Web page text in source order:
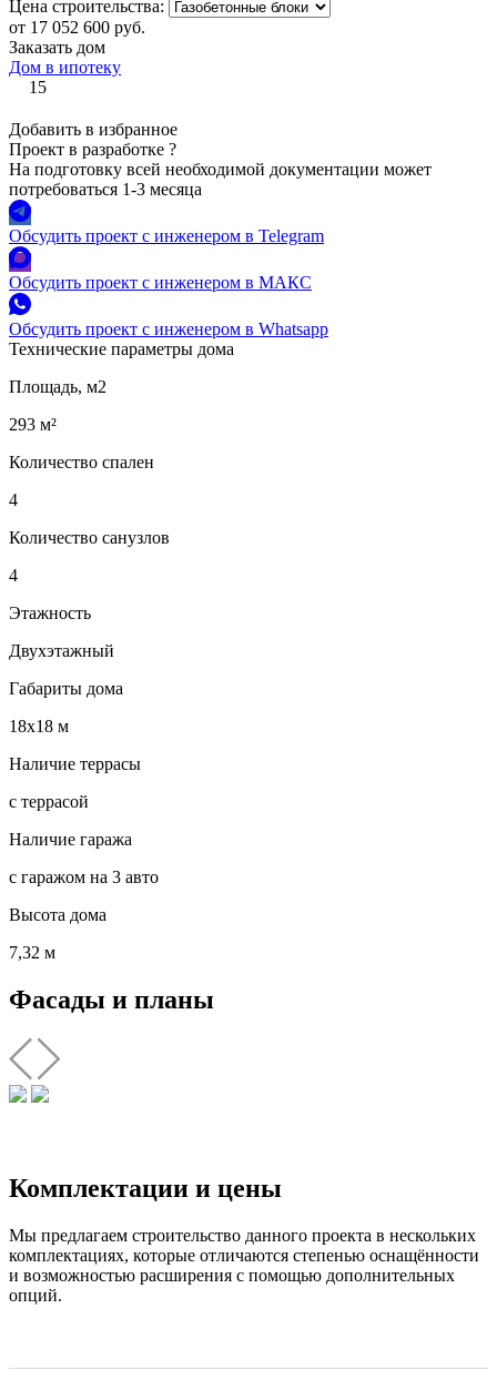
Цена строительства:
от 17 052 600 руб.
Заказать дом
Дом в ипотеку
15
Добавить в избранное
Проект в разработке ?
На подготовку всей необходимой документации может
потребоваться 1-3 месяца
Обсудить проект с инженером в Telegram
Обсудить проект с инженером в МАКС
Обсудить проект с инженером в Whatsapp
Технические параметры дома
Площадь, м2
293 м²
Количество спален
4
Количество санузлов
4
Этажность
Двухэтажный
Габариты дома
18х18 м
Наличие террасы
с террасой
Наличие гаража
с гаражом на 3 авто
Высота дома
7,32 м
Фасады и планы
Комплектации и цены
Мы предлагаем строительство данного проекта в нескольких
комплектациях, которые отличаются степенью оснащённости
и возможностью расширения с помощью дополнительных
опций.